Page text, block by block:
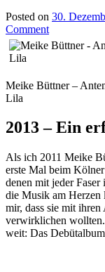
Posted on 30.
Comment
Meike Büttner –
Lila
2013 – Ein
Als ich 2011 Meike
erste Mal beim
denen mit jeder
die Musik am Herzen
mir, dass sie mit
verwirklichen
weit: Das Debütalbum